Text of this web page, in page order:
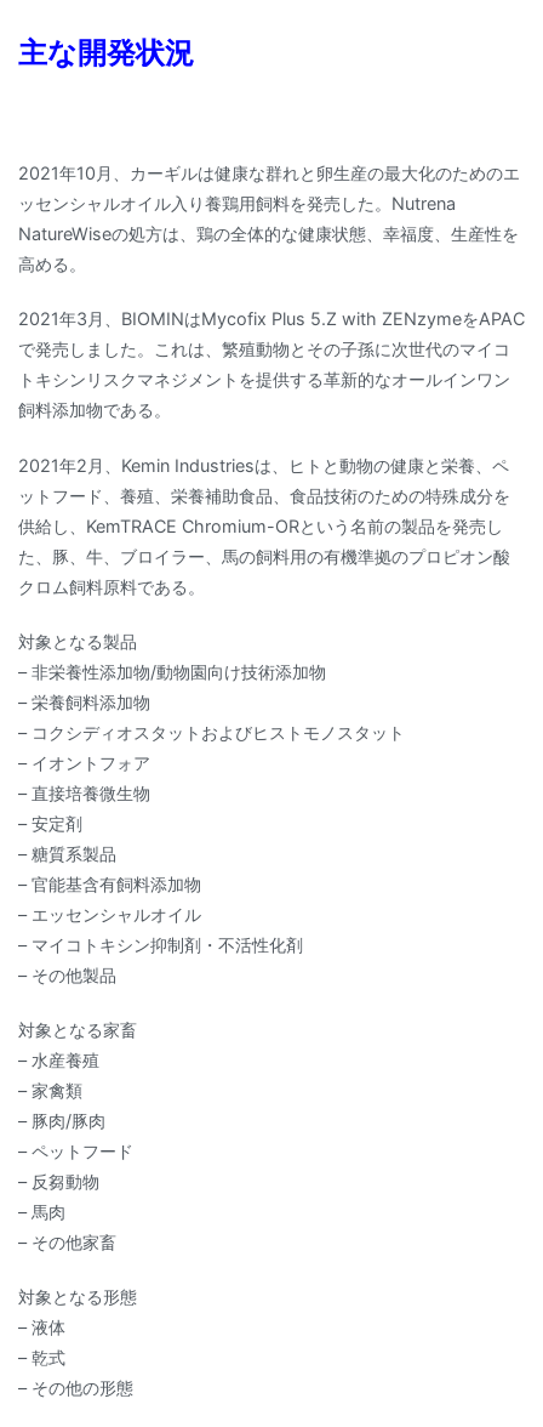
主な開発状況
2021年10月、カーギルは健康な群れと卵生産の最大化のためのエ
ッセンシャルオイル入り養鶏用飼料を発売した。Nutrena
NatureWiseの処方は、鶏の全体的な健康状態、幸福度、生産性を
高める。
2021年3月、BIOMINはMycofix Plus 5.Z with ZENzymeをAPAC
で発売しました。これは、繁殖動物とその子孫に次世代のマイコ
トキシンリスクマネジメントを提供する革新的なオールインワン
飼料添加物である。
2021年2月、Kemin Industriesは、ヒトと動物の健康と栄養、ペ
ットフード、養殖、栄養補助食品、食品技術のための特殊成分を
供給し、KemTRACE Chromium-ORという名前の製品を発売し
た、豚、牛、ブロイラー、馬の飼料用の有機準拠のプロピオン酸
クロム飼料原料である。
対象となる製品
– 非栄養性添加物/動物園向け技術添加物
– 栄養飼料添加物
– コクシディオスタットおよびヒストモノスタット
– イオントフォア
– 直接培養微生物
– 安定剤
– 糖質系製品
– 官能基含有飼料添加物
– エッセンシャルオイル
– マイコトキシン抑制剤・不活性化剤
– その他製品
対象となる家畜
– 水産養殖
– 家禽類
– 豚肉/豚肉
– ペットフード
– 反芻動物
– 馬肉
– その他家畜
対象となる形態
– 液体
– 乾式
– その他の形態